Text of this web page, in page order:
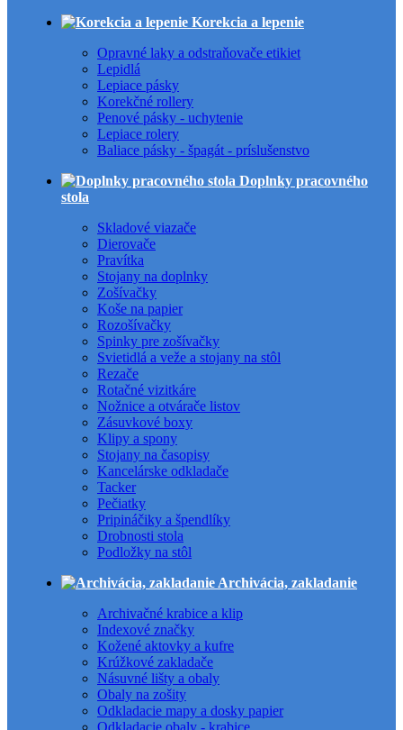
Korekcia a lepenie
Opravné laky a odstraňovače etikiet
Lepidlá
Lepiace pásky
Korekčné rollery
Penové pásky - uchytenie
Lepiace rolery
Baliace pásky - špagát - príslušenstvo
Doplnky pracovného
stola
Skladové viazače
Dierovače
Pravítka
Stojany na doplnky
Zošívačky
Koše na papier
Rozošívačky
Spinky pre zošívačky
Svietidlá a veže a stojany na stôl
Rezače
Rotačné vizitkáre
Nožnice a otvárače listov
Zásuvkové boxy
Klipy a spony
Stojany na časopisy
Kancelárske odkladače
Tacker
Pečiatky
Pripináčiky a špendlíky
Drobnosti stola
Podložky na stôl
Archivácia, zakladanie
Archivačné krabice a klip
Indexové značky
Kožené aktovky a kufre
Krúžkové zakladače
Násuvné lišty a obaly
Obaly na zošity
Odkladacie mapy a dosky papier
Odkladacie obaly - krabice